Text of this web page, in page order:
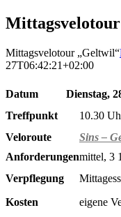
Mittagsvelotour „Geltwil“
27T06:42:21+02:00
Datum
Dienstag,
Treffpunkt
10.30
Veloroute
Sins –
Anforderungenmittel, 3
Verpflegung
Kosten
eigene